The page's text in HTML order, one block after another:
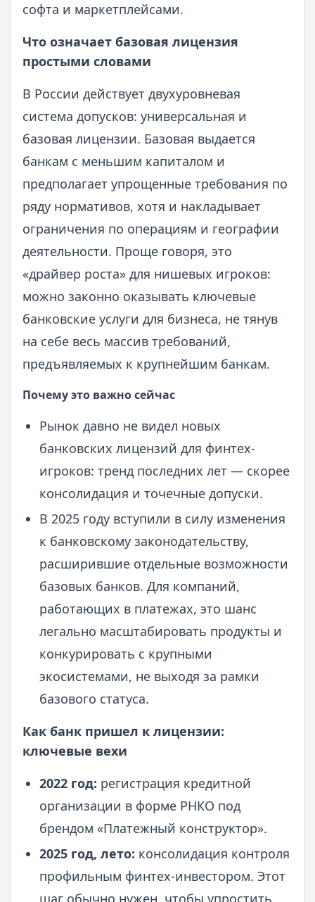
софта и маркетплейсами.
Что означает базовая лицензия
простыми словами
В России действует двухуровневая
система допусков: универсальная и
базовая лицензии. Базовая выдается
банкам с меньшим капиталом и
предполагает упрощенные требования по
ряду нормативов, хотя и накладывает
ограничения по операциям и географии
деятельности. Проще говоря, это
«драйвер роста» для нишевых игроков:
можно законно оказывать ключевые
банковские услуги для бизнеса, не тянув
на себе весь массив требований,
предъявляемых к крупнейшим банкам.
Почему это важно сейчас
Рынок давно не видел новых
банковских лицензий для финтех-
игроков: тренд последних лет — скорее
консолидация и точечные допуски.
В 2025 году вступили в силу изменения
к банковскому законодательству,
расширившие отдельные возможности
базовых банков. Для компаний,
работающих в платежах, это шанс
легально масштабировать продукты и
конкурировать с крупными
экосистемами, не выходя за рамки
базового статуса.
Как банк пришел к лицензии:
ключевые вехи
2022 год: регистрация кредитной
организации в форме РНКО под
брендом «Платежный конструктор».
2025 год, лето: консолидация контроля
профильным финтех-инвестором. Этот
шаг обычно нужен, чтобы упростить